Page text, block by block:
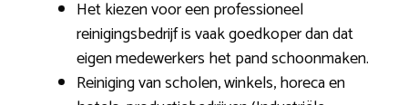
Het kiezen voor een professioneel
reinigingsbedrijf is vaak goedkoper dan dat
eigen medewerkers het pand schoonmaken.
Reiniging van scholen, winkels, horeca en